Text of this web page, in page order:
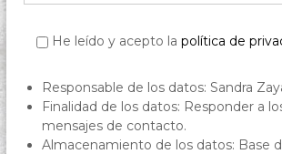
He leído y acepto lapolítica de
Responsable de los datos: Sandra
Finalidad de los datos: Responder a
mensajes de contacto.
Almacenamiento de los datos: Base